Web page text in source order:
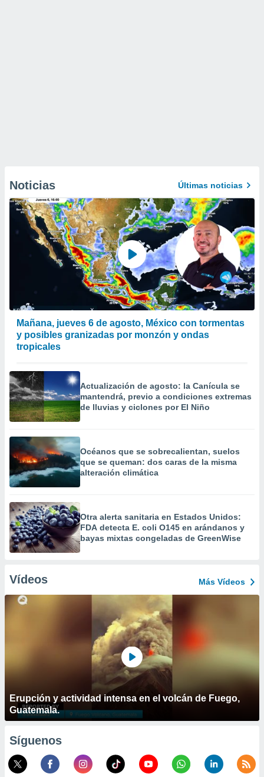
Noticias Últimas noticias
Mañana, jueves 6 de agosto, México con tormentas
y posibles granizadas por monzón y ondas
tropicales
Actualización de agosto: la Canícula se
mantendrá, previo a condiciones extremas
de lluvias y ciclones por El Niño
Océanos que se sobrecalientan, suelos
que se queman: dos caras de la misma
alteración climática
Otra alerta sanitaria en Estados Unidos:
FDA detecta E. coli O145 en arándanos y
bayas mixtas congeladas de GreenWise
Vídeos Más Vídeos
Erupción y actividad intensa en el volcán de Fuego,
Guatemala.
Síguenos